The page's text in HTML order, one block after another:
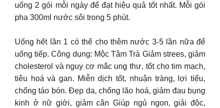
uống 2 gói mỗi ngày để đạt hiệu quả tốt nhất. Mỗi gói
pha 300ml nước sôi trong 5 phút.
Uống hết lần 1 có thể cho thêm nước 3-5 lần nữa để
uống tiếp. Công dụng: Mộc Tâm Trà Giảm strees, giảm
cholesterol và nguy cơ mắc ung thư, tốt cho tim mạch,
tiêu hoá và gan. Miễn dịch tốt, nhuận tràng, lợi tiểu,
chống táo bón. Đẹp da, chống lão hoá, giảm đau bụng
kinh ở nữ giới, giảm cân Giúp ngủ ngon, giải độc,